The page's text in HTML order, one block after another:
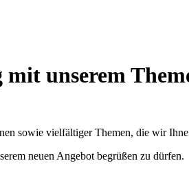
unserem
sowie vielfältiger Themen, die wir
neuen Angebot begrüßen zu dürfen.